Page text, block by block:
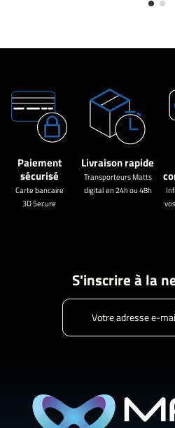
Paiement
sécurisé
Carte bancaire
3D Secure
Livraison rapide
Transporteurs Matts
digital en 24h ou 48h
S'inscrire à la